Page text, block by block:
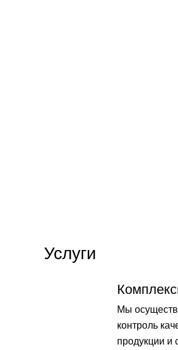
Услуги
Мы
контроль
продукции и